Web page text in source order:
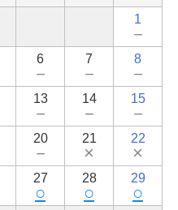
1
－
6
－
7
－
8
－
13
－
14
－
15
－
20
－
21
×
22
×
27
○
28
○
29
○